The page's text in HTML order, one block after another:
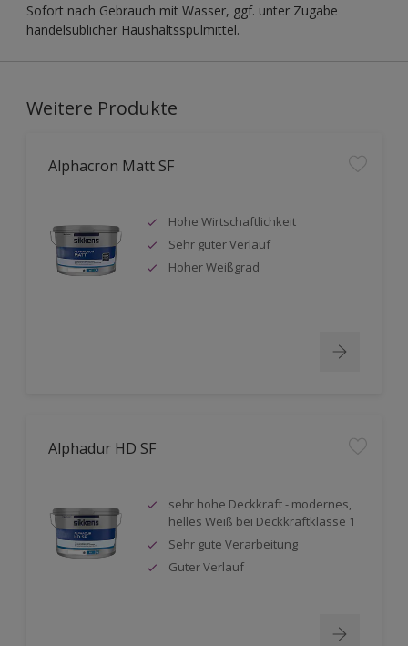
Sofort nach Gebrauch mit Wasser, ggf. unter Zugabe
handelsüblicher Haushaltsspülmittel.
Weitere Produkte
Alphacron Matt SF
Hohe Wirtschaftlichkeit
Sehr guter Verlauf
Hoher Weißgrad
Alphadur HD SF
sehr hohe Deckkraft - modernes,
helles Weiß bei Deckkraftklasse 1
Sehr gute Verarbeitung
Guter Verlauf